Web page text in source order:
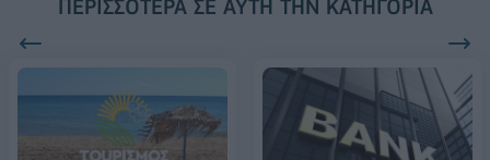
ΠΕΡΙΣΣΌΤΕΡΑ ΣΕ ΑΥΤΉ ΤΗΝ ΚΑΤΗΓΟΡΊΑ